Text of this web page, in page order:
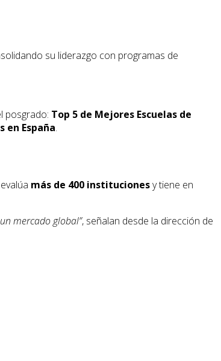
su liderazgo con programas de
posgrado: Top 5 de Mejores Escuelas de
en España.
más de 400 institucionesy tiene en
mercado global”, señalan desde la dirección de